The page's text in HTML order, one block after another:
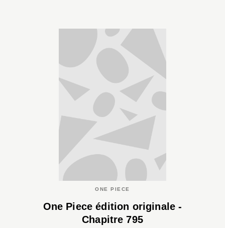
ONE PIECE
One Piece édition originale -
Chapitre 795